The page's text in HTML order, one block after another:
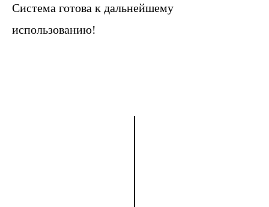
Система готова к дальнейшему
использованию!